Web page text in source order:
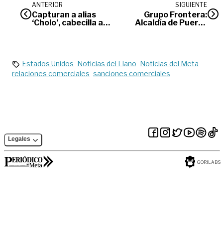
ANTERIOR
Capturan a alias
‘Cholo’, cabecilla al
SIGUIENTE
Grupo Frontera:
Alcaldía de Puerto
Estados Unidos Noticias del Llano Noticias del Meta
relaciones comerciales sanciones comerciales
Legales
GORILABS